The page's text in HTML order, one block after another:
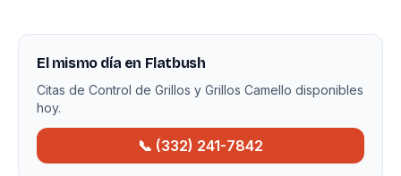
El mismo día en Flatbush
Citas de Control de Grillos y Grillos Camello disponibles
hoy.
📞 (332) 241-7842